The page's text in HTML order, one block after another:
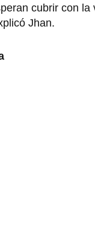
cubrir con
Jhan.